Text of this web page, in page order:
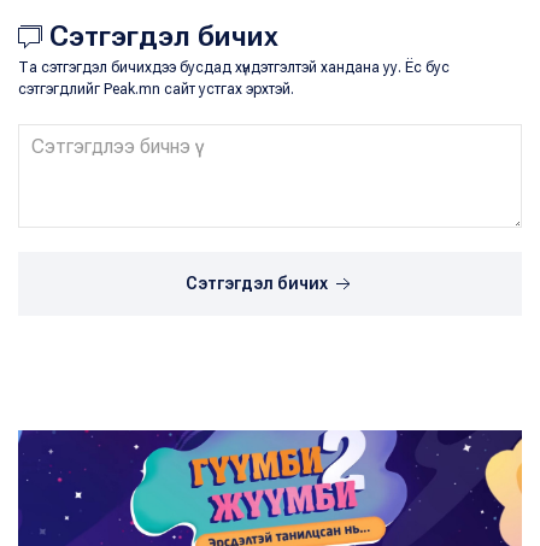
Сэтгэгдэл бичих
Та сэтгэгдэл бичихдээ бусдад хүндэтгэлтэй хандана уу. Ёс бус
сэтгэгдлийг Peak.mn сайт устгах эрхтэй.
Сэтгэгдэл бичих